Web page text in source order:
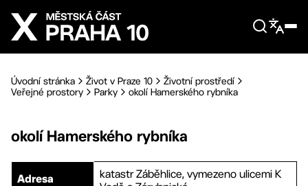
Přejít na hlavní obsah
Úvodní stránka Život v Praze 10
Životní prostředí
Veřejné prostory
Parky okolí Hamerského rybníka
okolí Hamerského rybníka
Adresa
katastr Záběhlice, vymezeno ulicemi K